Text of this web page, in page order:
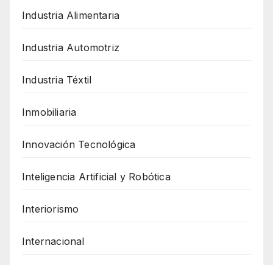
Industria Alimentaria
Industria Automotriz
Industria Téxtil
Inmobiliaria
Innovación Tecnológica
Inteligencia Artificial y Robótica
Interiorismo
Internacional